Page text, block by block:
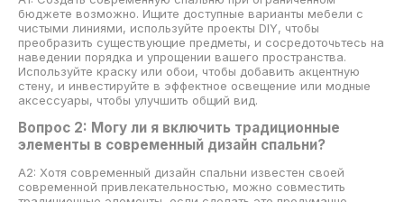
бюджете возможно. Ищите доступные варианты мебели с
чистыми линиями, используйте проекты DIY, чтобы
преобразить существующие предметы, и сосредоточьтесь на
наведении порядка и упрощении вашего пространства.
Используйте краску или обои, чтобы добавить акцентную
стену, и инвестируйте в эффектное освещение или модные
аксессуары, чтобы улучшить общий вид.
Вопрос 2: Могу ли я включить традиционные
элементы в современный дизайн спальни?
A2: Хотя современный дизайн спальни известен своей
современной привлекательностью, можно совместить